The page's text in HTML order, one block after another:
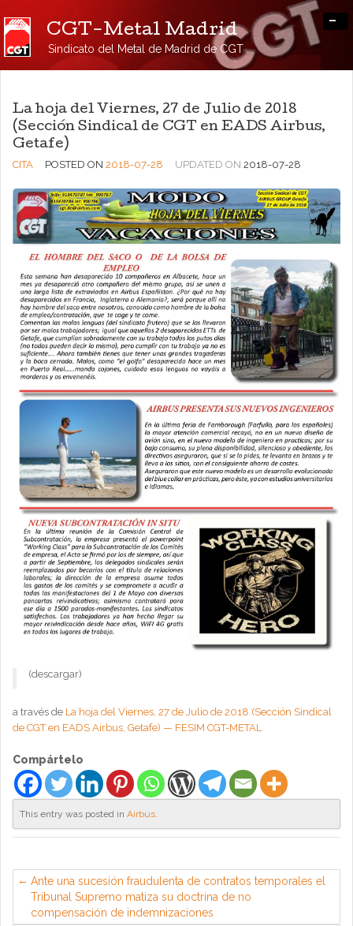
CGT-Metal Madrid
Sindicato del Metal de Madrid de CGT
-
La hoja del Viernes, 27 de Julio de 2018
(Sección Sindical de CGT en EADS Airbus,
Getafe)
CITA POSTED ON 2018-07-28 UPDATED ON 2018-07-28
(descargar)
a través de La hoja del Viernes, 27 de Julio de 2018 (Sección Sindical
de CGT en EADS Airbus, Getafe) — FESIM CGT-METAL
Compártelo
This entry was posted in Airbus.
Ante una sucesión fraudulenta de contratos temporales el
Tribunal Supremo matiza su doctrina de no
compensación de indemnizaciones